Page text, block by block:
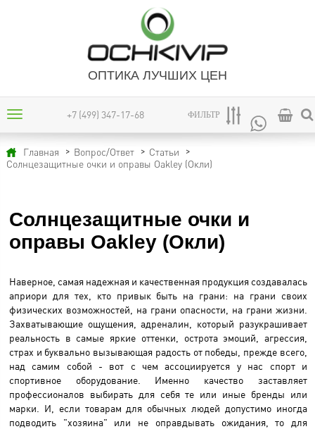
ОПТИКА ЛУЧШИХ ЦЕН
+7 (499) 347-17-68 ФИЛЬТР
Главная Вопрос/Ответ
Статьи
Солнцезащитные очки и оправы Oakley (Окли)
Солнцезащитные очки и
оправы Oakley (Окли)
Наверное, самая надежная и качественная продукция создавалась
априори для тех, кто привык быть на грани: на грани своих
физических возможностей, на грани опасности, на грани жизни.
Захватывающие ощущения, адреналин, который разукрашивает
реальность в самые яркие оттенки, острота эмоций, агрессия,
страх и буквально вызывающая радость от победы, прежде всего,
над самим собой - вот с чем ассоциируется у нас спорт и
спортивное оборудование. Именно качество заставляет
профессионалов выбирать для себя те или иные бренды или
марки. И, если товарам для обычных людей допустимо иногда
подводить "хозяина" или не оправдывать ожидания, то для